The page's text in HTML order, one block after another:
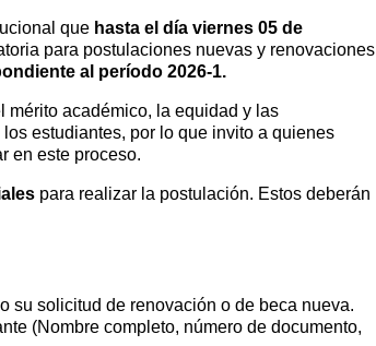
que hasta el día viernes 05 de
para postulaciones nuevas y renovaciones
al período 2026-1.
mérito académico, la equidad y las
estudiantes, por lo que invito a quienes
en este proceso.
para realizar la postulación. Estos deberán
su solicitud de renovación o de beca nueva.
(Nombre completo, número de documento,